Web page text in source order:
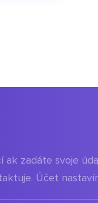
ak zadáte svoje
Účet